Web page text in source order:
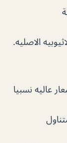
الاصليه.
عاليه نسبيا